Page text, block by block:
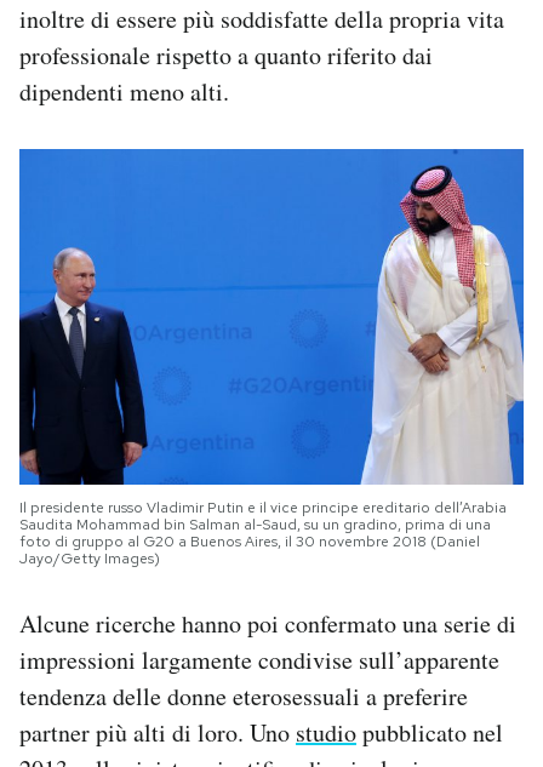
inoltre di essere più soddisfatte della propria vita
professionale rispetto a quanto riferito dai
dipendenti meno alti.
Il presidente russo Vladimir Putin e il vice principe ereditario dell’Arabia
Saudita Mohammad bin Salman al-Saud, su un gradino, prima di una
foto di gruppo al G20 a Buenos Aires, il 30 novembre 2018 (Daniel
Jayo/Getty Images)
Alcune ricerche hanno poi confermato una serie di
impressioni largamente condivise sull’apparente
tendenza delle donne eterosessuali a preferire
partner più alti di loro. Uno studiopubblicato nel